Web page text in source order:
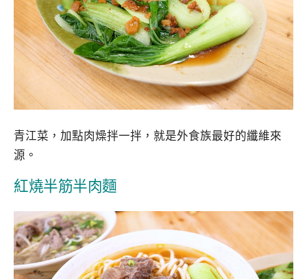
青江菜，加點肉燥拌一拌，就是外食族最好的纖維來
源。
紅燒半筋半肉麵